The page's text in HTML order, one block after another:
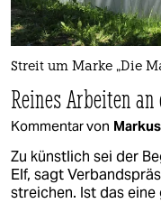
Streit um Marke „Die
Reines Arbeiten
Kommentar von
Zu künstlich sei der
Elf, sagt
streichen. Ist das eine